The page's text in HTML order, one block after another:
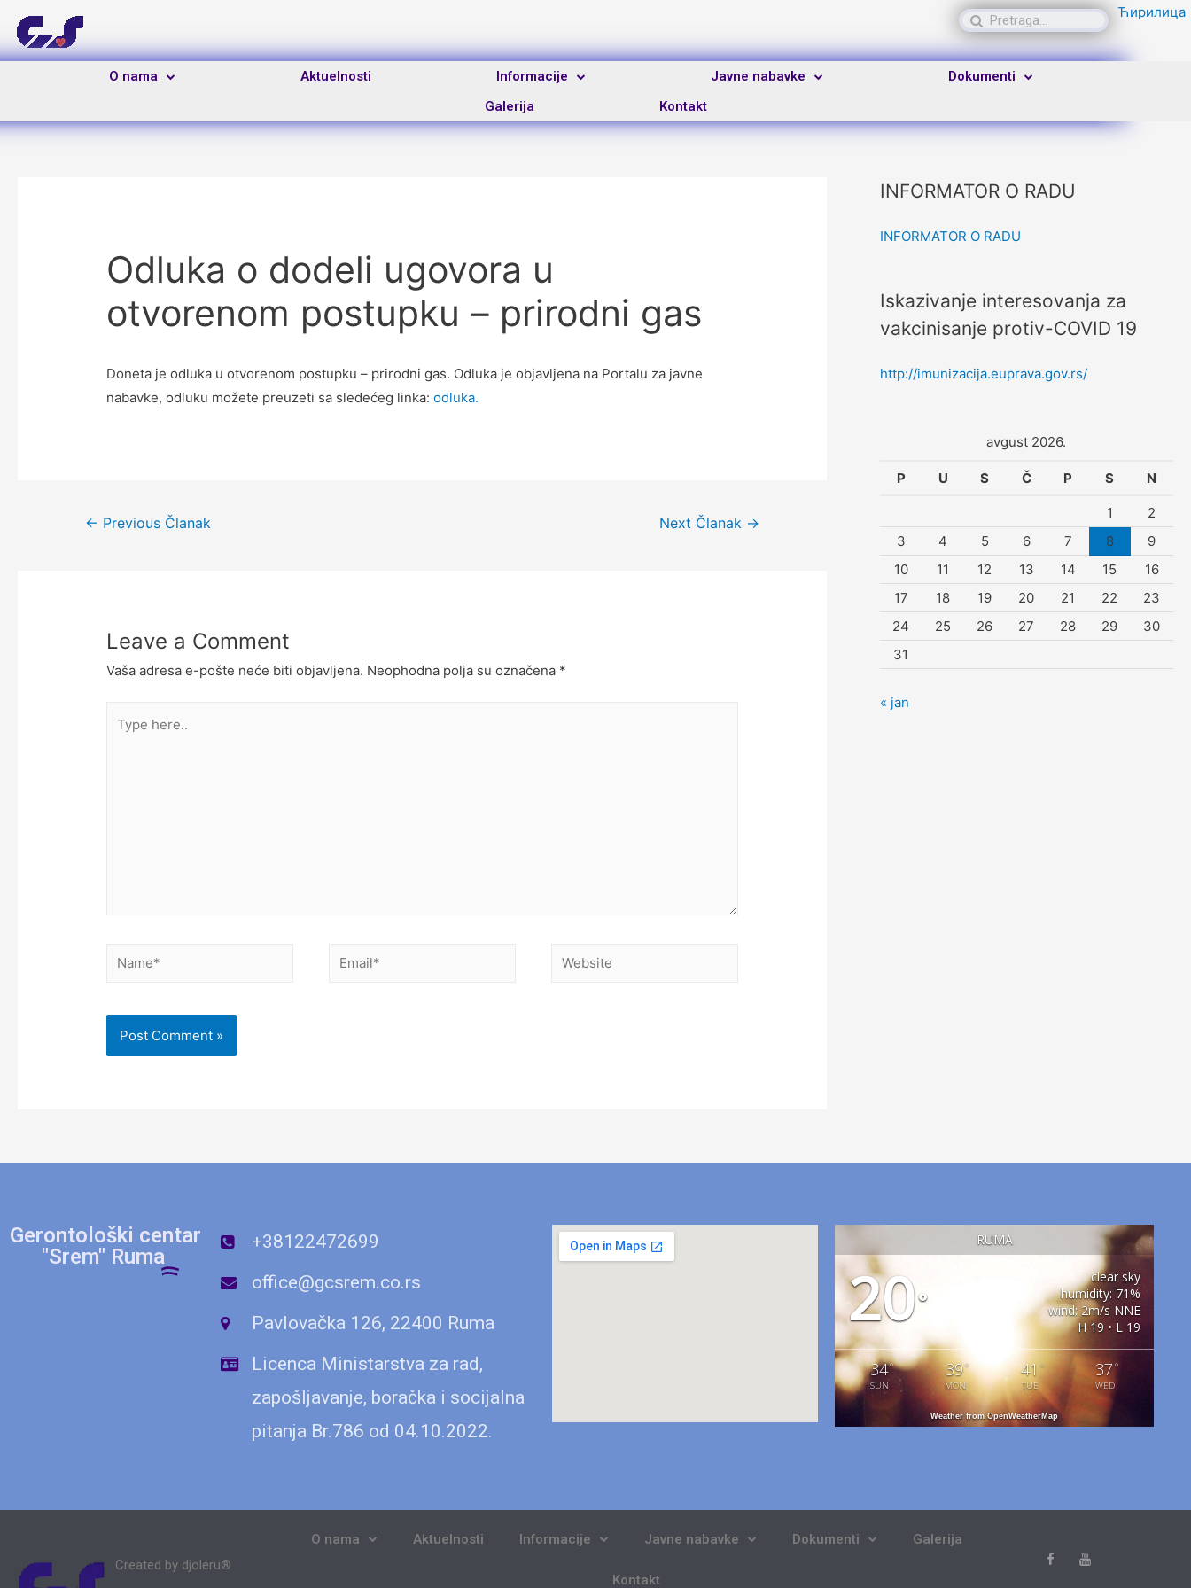
Ћирилица
O nama Aktuelnosti Informacije Javne nabavke
Dokumenti
Galerija
Kontakt
Odluka o dodeli ugovora u
otvorenom postupku – prirodni gas
Doneta je odluka u otvorenom postupku – prirodni gas. Odluka je objavljena na Portalu za javne
nabavke, odluku možete preuzeti sa sledećeg linka:odluka.
← Previous Članak Next Članak →
Leave a Comment
Vaša adresa e-pošte neće biti objavljena. Neophodna polja su označena *
INFORMATOR O RADU
INFORMATOR O RADU
Iskazivanje interesovanja za
vakcinisanje protiv-COVID 19
http://imunizacija.euprava.gov.rs/
avgust 2026.
P U S Č P S N
1
2
3
4 5 6 7 8
9
10
11 12 13 14 15
16
17
18 19 20 21 22
23
24
25 26 27 28 29
30
31
« jan
Gerontološki centar
"Srem" Ruma
+38122472699
office@gcsrem.co.rs
Pavlovačka 126, 22400 Ruma
Licenca Ministarstva za rad,
zapošljavanje, boračka i socijalna
pitanja Br.786 od 04.10.2022.
RUMA
20°
clear sky
humidity: 71%
wind: 2m/s NNE
H 19 • L 19
34°
SUN
39°
MON
41 °
TUE
37 °
WED
Weather from OpenWeatherMap
Created by djoleru®
O nama Aktuelnosti Informacije Javne nabavke Dokumenti Galerija
Kontakt